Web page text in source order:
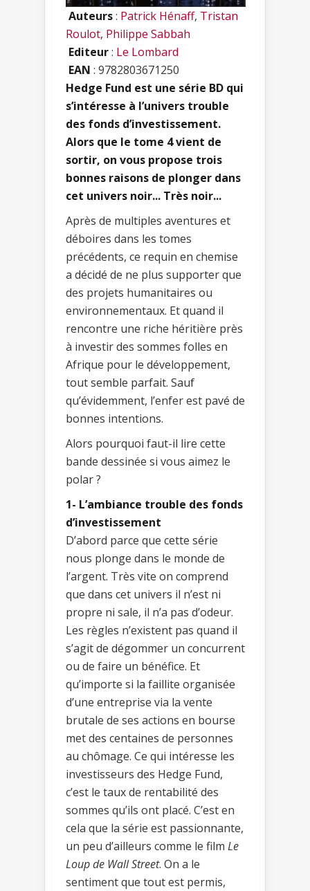
Auteurs: Patrick Hénaff, Tristan
Roulot, Philippe Sabbah
Editeur: Le Lombard
EAN : 9782803671250
Hedge Fund est une série BD qui
s’intéresse à l’univers trouble
des fonds d’investissement.
Alors que le tome 4 vient de
sortir, on vous propose trois
bonnes raisons de plonger dans
cet univers noir... Très noir...
Après de multiples aventures et
déboires dans les tomes
précédents, ce requin en chemise
a décidé de ne plus supporter que
des projets humanitaires ou
environnementaux. Et quand il
rencontre une riche héritière près
à investir des sommes folles en
Afrique pour le développement,
tout semble parfait. Sauf
qu’évidemment, l’enfer est pavé de
bonnes intentions.
Alors pourquoi faut-il lire cette
bande dessinée si vous aimez le
polar ?
1- L’ambiance trouble des fonds
d’investissement
D’abord parce que cette série
nous plonge dans le monde de
l’argent. Très vite on comprend
que dans cet univers il n’est ni
propre ni sale, il n’a pas d’odeur.
Les règles n’existent pas quand il
s’agit de dégommer un concurrent
ou de faire un bénéfice. Et
qu’importe si la faillite organisée
d’une entreprise via la vente
brutale de ses actions en bourse
met des centaines de personnes
au chômage. Ce qui intéresse les
investisseurs des Hedge Fund,
c’est le taux de rentabilité des
sommes qu’ils ont placé. C’est en
cela que la série est passionnante,
un peu d’ailleurs comme le film Le
Loup de Wall Street. On a le
sentiment que tout est permis,